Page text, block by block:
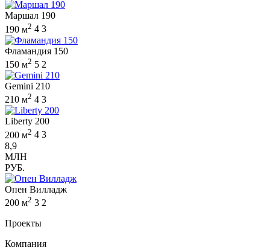
Маршал 190
190 м2 4 3
Фламандия 150
150 м2 5 2
Gemini 210
210 м2 4 3
Liberty 200
200 м2 4 3
8,9
МЛН
РУБ.
Опен Вилладж
200 м2 3 2
Проекты
Компания